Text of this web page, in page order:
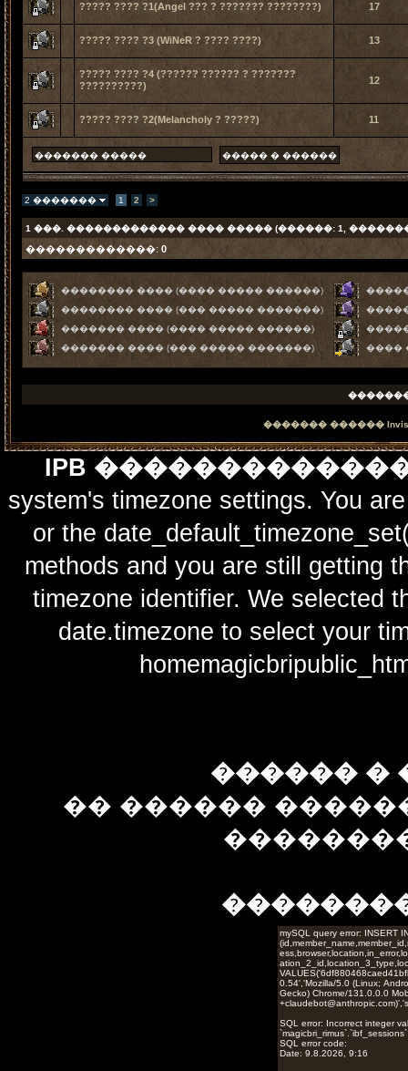
????? ???? ?1(Angel ??? ? ??????? ????????) 17
????? ???? ?3 (WiNeR ? ???? ????) 13
????? ???? ?4 (?????? ?????? ? ???????
??????????)
12
????? ???? ?2(Melancholy ? ?????) 11
2 ������� 1 2 >
1 ���. ������������� ���� ����� (������: 1,
�������������: 0
�������� ���� (���� ����� ������)
�������� ���� (��� ����� �������)
������� ���� (���� ����� ������)
������� ���� (��� ����� �������)
����
������� ������
IPB
system's timezone settings. You
or the
methods and you are still getting
timezone identifier. We selected
date.timezone to select
������ �
�� ������